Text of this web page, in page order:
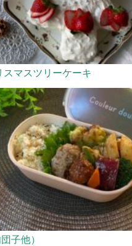
スマスツリーケーキ
子他）